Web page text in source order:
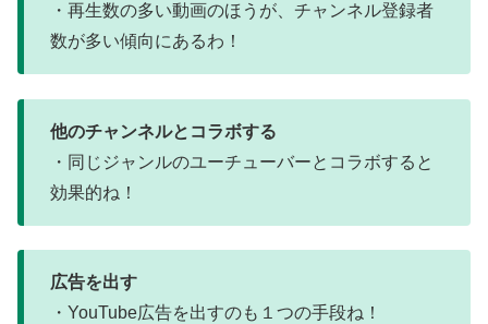
・再生数の多い動画のほうが、チャンネル登録者
数が多い傾向にあるわ！
他のチャンネルとコラボする
・同じジャンルのユーチューバーとコラボすると
効果的ね！
広告を出す
・YouTube広告を出すのも１つの手段ね！